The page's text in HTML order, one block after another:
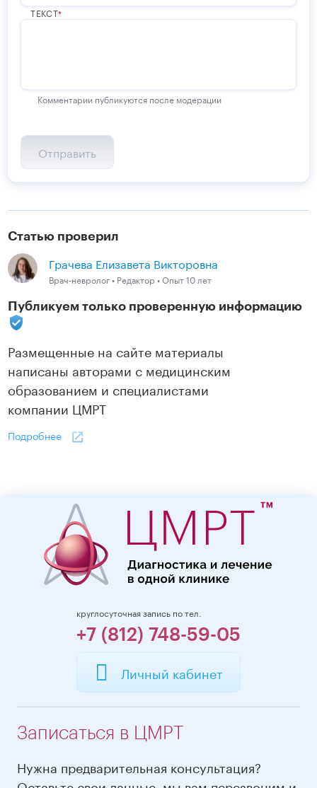
ТЕКСТ
Комментарии публикуются после модерации
Статью проверил
Грачева Елизавета Викторовна
Врач-невролог • Редактор • Опыт 10 лет
Публикуем только проверенную информацию
Размещенные на сайте материалы
написаны авторами с медицинским
образованием и специалистами
компании ЦМРТ
Подробнее
круглосуточная запись по тел.
+7 (812) 748-59-05
Личный кабинет
Записаться в ЦМРТ
Нужна предварительная консультация?